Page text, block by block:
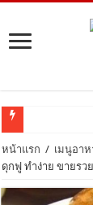
หน้าแรก / เมนูอาห
ดุกฟู ทำง่าย ขายรวย